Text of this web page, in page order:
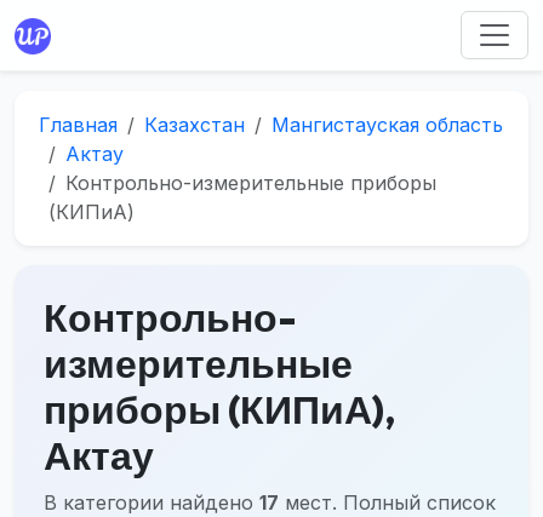
Главная Казахстан
Мангистауская область
Актау
Контрольно-измерительные приборы
(КИПиА)
Контрольно-
измерительные
приборы (КИПиА),
Актау
В категории найдено 17 мест. Полный список